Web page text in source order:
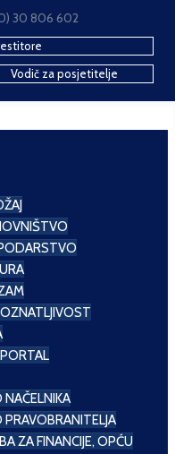
30 806 602
Vodič za posjetitelje
NAČELNIKA
PRAVOBRANITELJA
ZA FINANCIJE, OPĆU